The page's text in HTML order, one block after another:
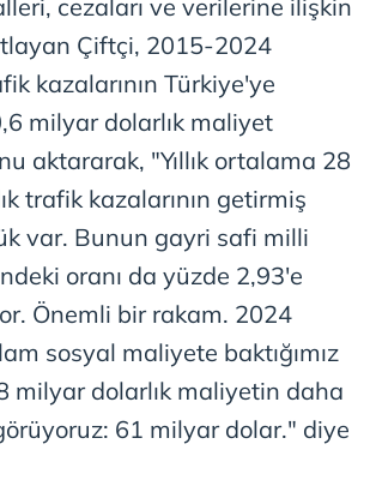
cezaları ve verilerine ilişkin
Çiftçi, 2015-2024
kazalarının Türkiye'ye
milyar dolarlık maliyet
aktararak, "Yıllık ortalama 28
trafik kazalarının getirmiş
var. Bunun gayri safi milli
oranı da yüzde 2,93'e
Önemli bir rakam. 2024
sosyal maliyete baktığımız
milyar dolarlık maliyetin daha
61 milyar dolar." diye